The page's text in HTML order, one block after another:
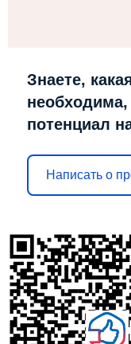
Знаете,
потенциал
Написать о